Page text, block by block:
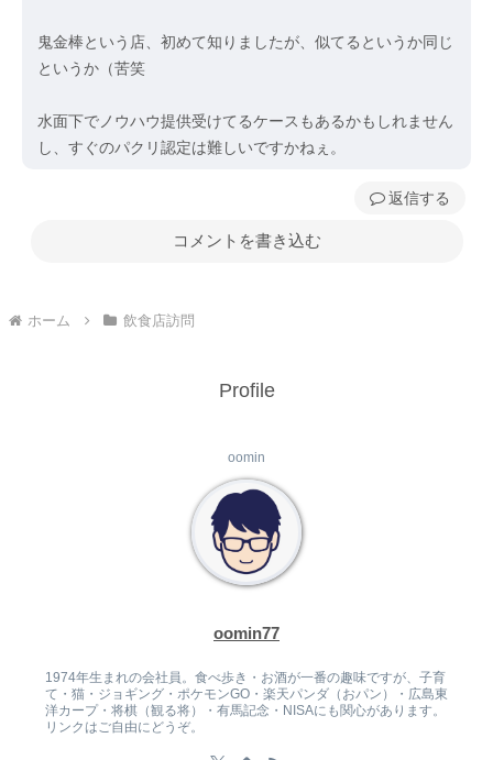
鬼金棒という店、初めて知りましたが、似てるというか同じ
というか（苦笑
水面下でノウハウ提供受けてるケースもあるかもしれません
し、すぐのパクリ認定は難しいですかねぇ。
返信
コメントを書き込む
ホーム 飲食店訪問
Profile
oomin
oomin77
1974年生まれの会社員。食べ歩き・お酒が一番の趣味ですが、子育
て・猫・ジョギング・ポケモンGO・楽天パンダ（おパン）・広島東
洋カープ・将棋（観る将）・有馬記念・NISAにも関心があります。
リンクはご自由にどうぞ。